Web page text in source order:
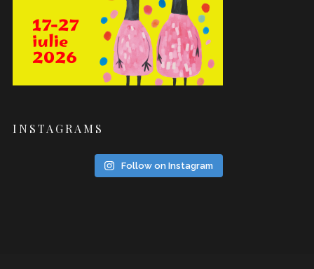
INSTAGRAMS
Follow on Instagram